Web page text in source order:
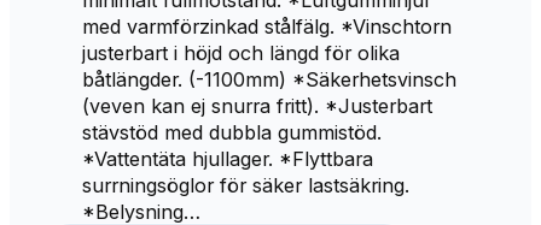
med varmförzinkad stålfälg. *Vinschtorn
justerbart i höjd och längd för olika
båtlängder. (-1100mm) *Säkerhetsvinsch
(veven kan ej snurra fritt). *Justerbart
stävstöd med dubbla gummistöd.
*Vattentäta hjullager. *Flyttbara
surrningsöglor för säker lastsäkring.
*Belysning…